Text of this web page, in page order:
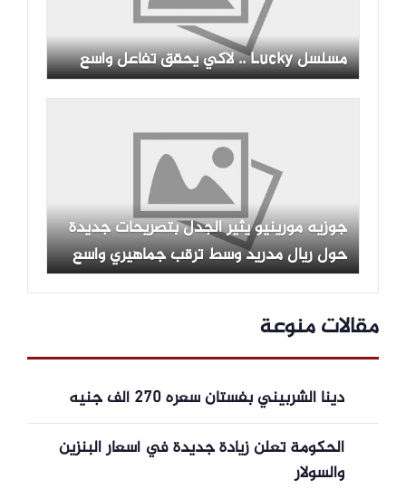
مسلسل Lucky .. لاكي يحقق تفاعل واسع
جوزيه مورينيو يثير الجدل بتصريحات جديدة
حول ريال مدريد وسط ترقب جماهيري واسع
مقالات منوعة
دينا الشربيني بفستان سعره 270 ألف جنيه
الحكومة تعلن زيادة جديدة في أسعار البنزين
والسولار